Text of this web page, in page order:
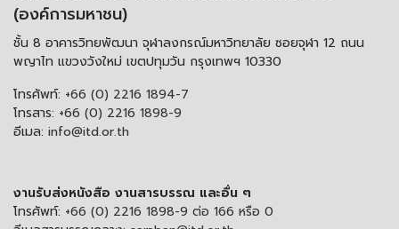
(องค์การมหาชน)
ชั้น 8 อาคารวิทยพัฒนา จุฬาลงกรณ์มหาวิทยาลัย ซอยจุฬา 12 ถนน
พญาไท แขวงวังใหม่ เขตปทุมวัน กรุงเทพฯ 10330
โทรศัพท์: +66 (0) 2216 1894-7
โทรสาร: +66 (0) 2216 1898-9
อีเมล: info@itd.or.th
งานรับส่งหนังสือ งานสารบรรณ และอื่น ๆ
โทรศัพท์: +66 (0) 2216 1898-9 ต่อ 166 หรือ 0